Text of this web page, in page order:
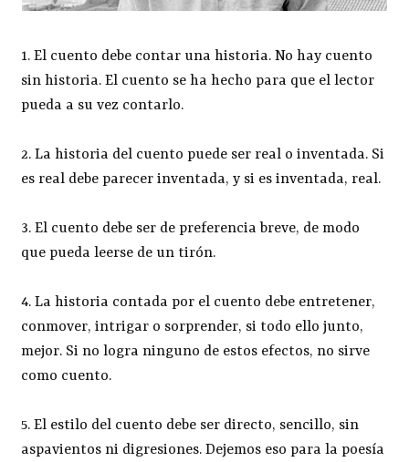
1. El cuento debe contar una historia. No hay cuento
sin historia. El cuento se ha hecho para que el lector
pueda a su vez contarlo.
2. La historia del cuento puede ser real o inventada. Si
es real debe parecer inventada, y si es inventada, real.
3. El cuento debe ser de preferencia breve, de modo
que pueda leerse de un tirón.
4. La historia contada por el cuento debe entretener,
conmover, intrigar o sorprender, si todo ello junto,
mejor. Si no logra ninguno de estos efectos, no sirve
como cuento.
5. El estilo del cuento debe ser directo, sencillo, sin
aspavientos ni digresiones. Dejemos eso para la poesía